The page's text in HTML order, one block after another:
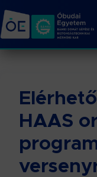
HAAS